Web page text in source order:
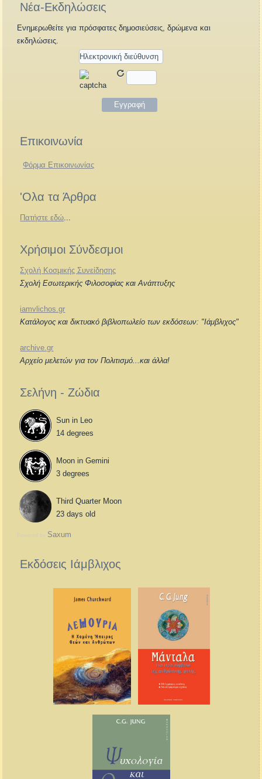
Νέα-Εκδηλώσεις
Ενημερωθείτε για πρόσφατες δημοσιεύσεις, δρώμενα και
εκδηλώσεις.
Επικοινωνία
Φόρμα Επικοινωνίας
'Ολα τα Άρθρα
Πατήστε εδώ...
Χρήσιμοι Σύνδεσμοι
Σχολή Κοσμικής Συνείδησης
Σχολή Εσωτερικής Φιλοσοφίας και Ανάπτυξης
iamvlichos.gr
Κατάλογος και δικτυακό βιβλιοπωλείο των εκδόσεων: "Ιάμβλιχος"
archive.gr
Αρχείο μελετών για τον Πολιτισμό...και άλλα!
Σελήνη - Ζώδια
Sun in Leo
14 degrees
Moon in Gemini
3 degrees
Third Quarter Moon
23 days old
Powered by Saxum
Εκδόσεις Ιάμβλιχος